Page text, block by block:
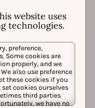
website uses
technologies.
preference,
Some cookies are
properly, and we
also use preference
these cookies if you
cookies ourselves
third parties
we have no
个步骤的
解如何创建和优化